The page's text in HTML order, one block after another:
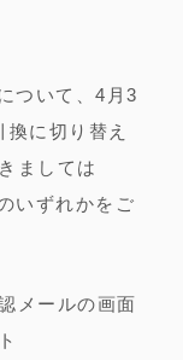
ついて、4月3
に切り替え
ましては
いずれかをご
メールの画面